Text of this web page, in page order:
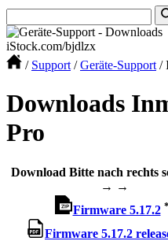
iStock.com/bjdlzx
/ Support / Geräte-Support /
Downloads
Pro
Download Bitte nach rechts
→ →
Firmware 5.17.2
Firmware 5.17.2